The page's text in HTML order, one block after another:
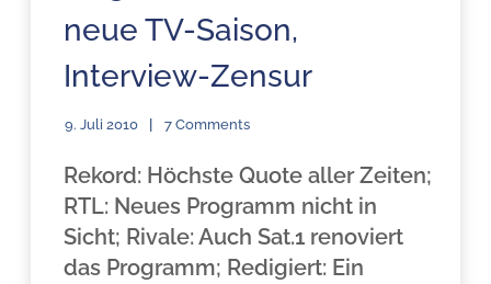
neue TV-Saison,
Interview-Zensur
9. Juli 2010 7 Comments
Rekord: Höchste Quote aller Zeiten;
RTL: Neues Programm nicht in
Sicht; Rivale: Auch Sat.1 renoviert
das Programm; Redigiert: Ein